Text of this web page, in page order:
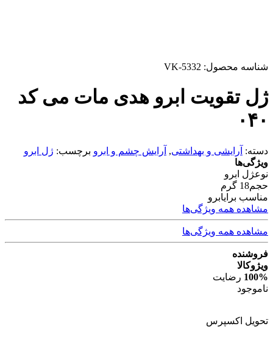
شناسه محصول: VK-5332
ژل تقویت ابرو هدی مات می کد
۰۴۰
دسته: آرایشی و بهداشتی, آرایش چشم و ابرو برچسب: ژل ابرو
ویژگی‌ها
نوعژل ابرو
حجم18 گرم
مناسب برایابرو
مشاهده همه ویژگی‌ها
مشاهده همه ویژگی‌ها
فروشنده
ویژوکالا
100% رضایت
ناموجود
تحویل اکسپرس